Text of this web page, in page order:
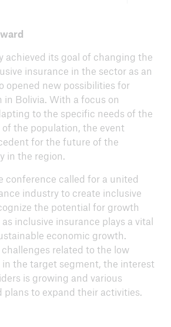
achieved its goal of changing the
insurance in the sector as an
opened new possibilities for
Bolivia. With a focus on
to the specific needs of the
the population, the event
for the future of the
in the region.
conference called for a united
industry to create inclusive
the potential for growth
inclusive insurance plays a vital
economic growth.
related to the low
the target segment, the interest
is growing and various
plans to expand their activities.